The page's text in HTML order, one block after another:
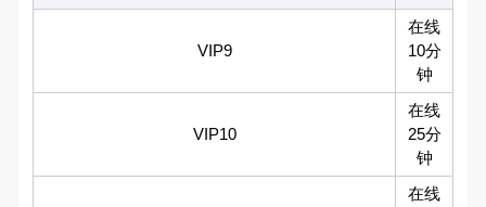
VIP9
在线
10分
钟
VIP10
在线
25分
钟
在线